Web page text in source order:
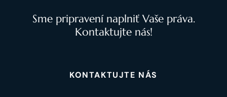
Sme pripravení naplniť Vaše práva.
Kontaktujte nás!
KONTAKTUJTE NÁS